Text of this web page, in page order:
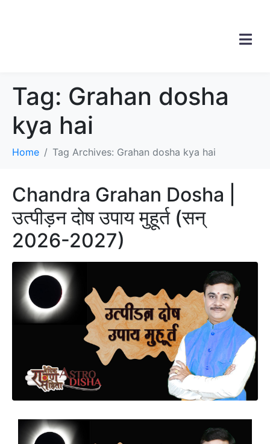
Tag: Grahan dosha
kya hai
Home Tag Archives: Grahan dosha kya hai
Chandra Grahan Dosha |
उत्पीड़न दोष उपाय मुहूर्त (सन्
2026-2027)